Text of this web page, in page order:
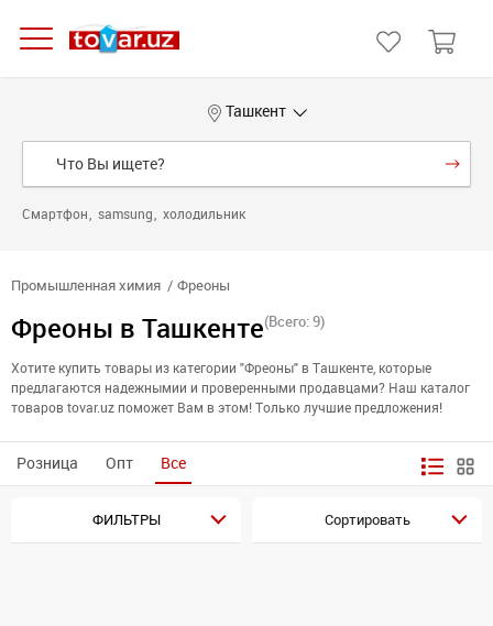
Ташкент
Смартфон samsung холодильник
Промышленная химия Фреоны
Фреоны в Ташкенте(Всего: 9)
Хотите купить товары из категории "Фреоны" в Ташкенте, которые
предлагаются надежнымии и проверенными продавцами? Наш каталог
товаров tovar.uz поможет Вам в этом! Только лучшие предложения!
Розница Опт Все
ФИЛЬТРЫ Сортировать